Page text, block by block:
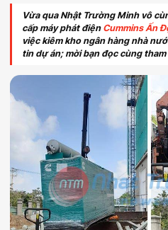
Vừa qua Nhật Trường Minh vô
cấp máy phát điện Cummins Ấn
việc kiêm kho ngân hàng nhà
tin dự án; mời bạn đọc cùng